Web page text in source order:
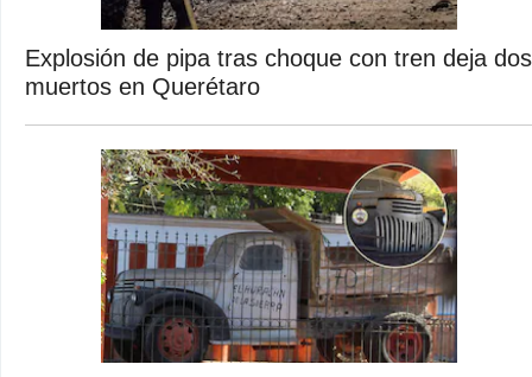
Explosión de pipa tras choque con tren deja dos
muertos en Querétaro